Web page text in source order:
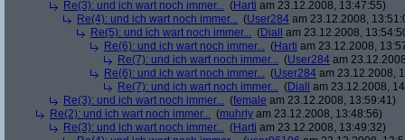
Re(3): und ich wart noch immer... (Harti am 23.12.2008, 13:47:55)
Re(4): und ich wart noch immer... (User284 am 23.12.2008,
Re(5): und ich wart noch immer... (Diall
am 23.12.2008,
Re(6): und ich wart noch immer... (Harti am 23.12.2008,
Re(7): und ich wart noch immer... (User284 am
Re(6): und ich wart noch immer... (User284 am 23.12.2008,
Re(7): und ich wart noch immer... (Diall
am 23.12.2008,
Re(3): und ich wart noch immer... (female am 23.12.2008, 13:59:41)
Re(2): und ich wart noch immer... (muhrly am 23.12.2008, 13:48:56)
Re(3): und ich wart noch immer... (Harti am 23.12.2008, 13:49:32)